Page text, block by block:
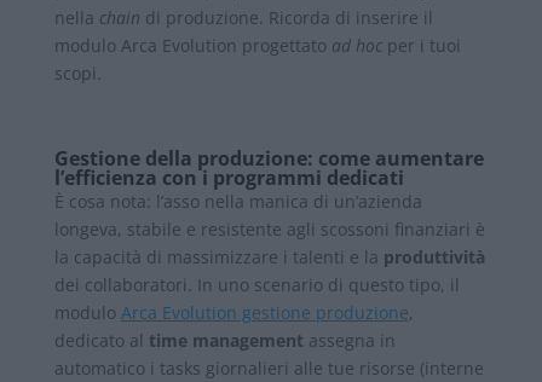
nella chain di produzione. Ricorda di inserire il
modulo Arca Evolution progettato ad hocper i tuoi
scopi.
Gestione della produzione: come aumentare
l’efficienza con i programmi dedicati
È cosa nota: l’asso nella manica di un’azienda
longeva, stabile e resistente agli scossoni finanziari è
la capacità di massimizzare i talenti e la produttività
dei collaboratori. In uno scenario di questo tipo, il
modulo Arca Evolution gestione produzione,
dedicato al time management assegna in
automatico i tasks giornalieri alle tue risorse (interne